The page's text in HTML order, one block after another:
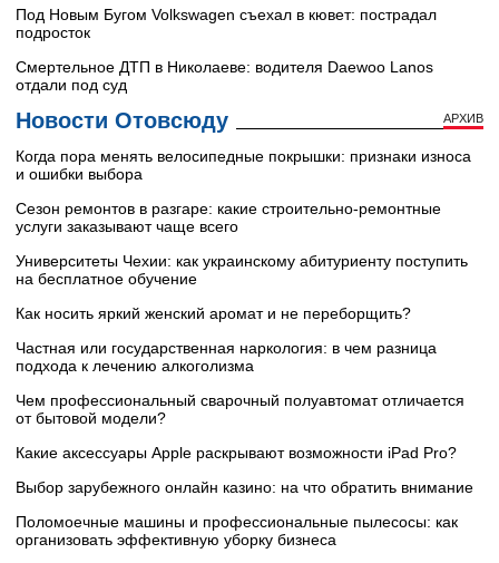
Под Новым Бугом Volkswagen съехал в кювет: пострадал
подросток
Смертельное ДТП в Николаеве: водителя Daewoo Lanos
отдали под суд
Новости Отовсюду АРХИВ
Когда пора менять велосипедные покрышки: признаки износа
и ошибки выбора
Сезон ремонтов в разгаре: какие строительно-ремонтные
услуги заказывают чаще всего
Университеты Чехии: как украинскому абитуриенту поступить
на бесплатное обучение
Как носить яркий женский аромат и не переборщить?
Частная или государственная наркология: в чем разница
подхода к лечению алкоголизма
Чем профессиональный сварочный полуавтомат отличается
от бытовой модели?
Какие аксессуары Apple раскрывают возможности iPad Pro?
Выбор зарубежного онлайн казино: на что обратить внимание
Поломоечные машины и профессиональные пылесосы: как
организовать эффективную уборку бизнеса